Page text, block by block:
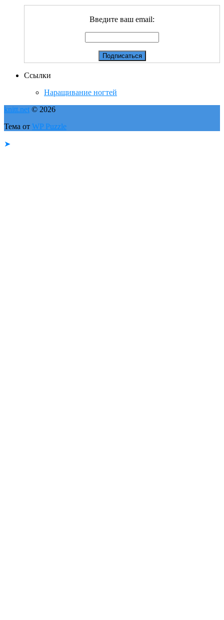
Введите ваш email:
Ссылки
Наращивание ногтей
knitt.net © 2026
Тема от WP Puzzle
➤